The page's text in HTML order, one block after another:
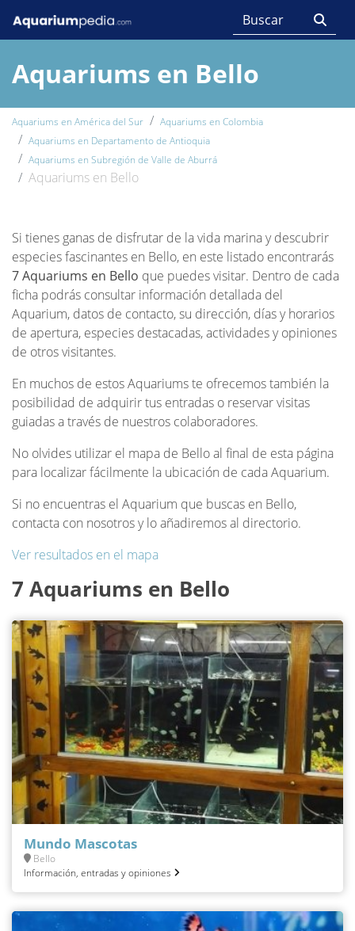
Aquariums en Bello
Aquariums en América del Sur
Aquariums en Colombia
Aquariums en Departamento de Antioquia
Aquariums en Subregión de Valle de Aburrá
Aquariums en Bello
Si tienes ganas de disfrutar de la vida marina y descubrir
especies fascinantes en Bello, en este listado encontrarás
7 Aquariums en Bello que puedes visitar. Dentro de cada
ficha podrás consultar información detallada del
Aquarium, datos de contacto, su dirección, días y horarios
de apertura, especies destacadas, actividades y opiniones
de otros visitantes.
En muchos de estos Aquariums te ofrecemos también la
posibilidad de adquirir tus entradas o reservar visitas
guiadas a través de nuestros colaboradores.
No olvides utilizar el mapa de Bello al final de esta página
para localizar fácilmente la ubicación de cada Aquarium.
Si no encuentras el Aquarium que buscas en Bello,
contacta con nosotros y lo añadiremos al directorio.
Ver resultados en el mapa
7 Aquariums en Bello
Mundo Mascotas
Bello
Información, entradas y opiniones